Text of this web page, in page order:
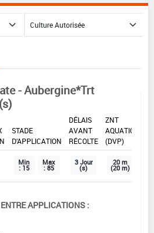
- Aubergine*Trt
STADE
D'APPLICATION
DÉLAIS
AVANT
RÉCOLTE
ZNT
AQUATIQUE
(DVP)
Min
: 15
Max
: 85
3 Jour
(s)
20 m
(20 m)
APPLICATIONS :